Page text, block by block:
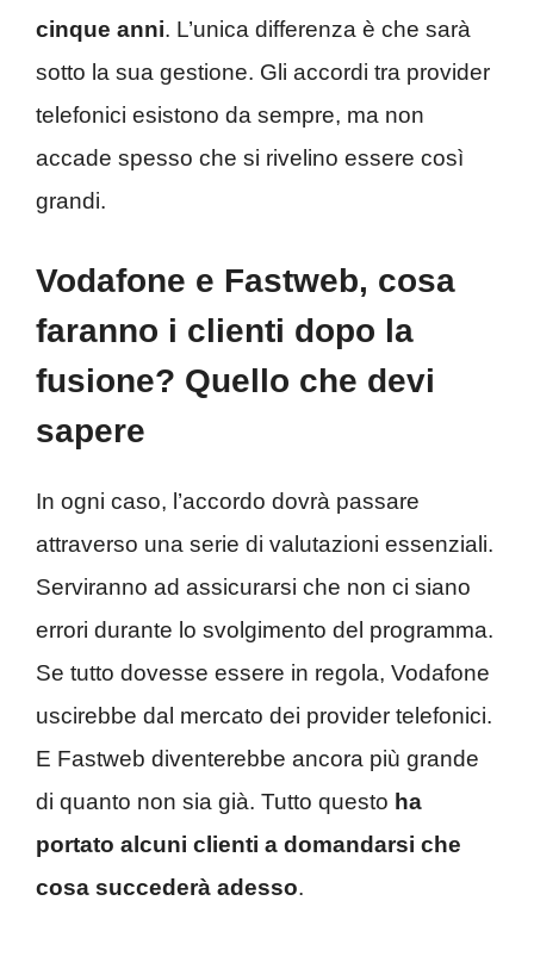
cinque anni. L’unica differenza è che sarà
sotto la sua gestione. Gli accordi tra provider
telefonici esistono da sempre, ma non
accade spesso che si rivelino essere così
grandi.
Vodafone e Fastweb, cosa
faranno i clienti dopo la
fusione? Quello che devi
sapere
In ogni caso, l’accordo dovrà passare
attraverso una serie di valutazioni essenziali.
Serviranno ad assicurarsi che non ci siano
errori durante lo svolgimento del programma.
Se tutto dovesse essere in regola, Vodafone
uscirebbe dal mercato dei provider telefonici.
E Fastweb diventerebbe ancora più grande
di quanto non sia già. Tutto questo ha
portato alcuni clienti a domandarsi che
cosa succederà adesso.